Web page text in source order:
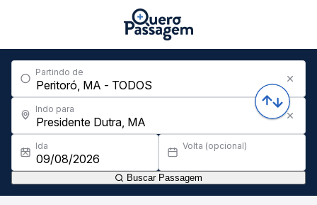
Partindo de
Indo para
Ida Volta (opcional)
Buscar Passagem